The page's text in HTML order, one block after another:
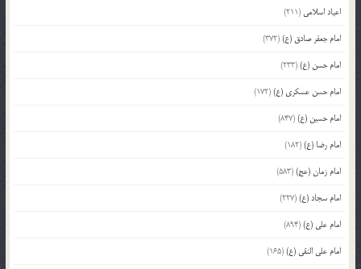
اعیاد اسلامی (211)
امام جعفر صادق (ع)(372)
امام حسن (ع)(233)
امام حسن عسکری (ع)(172)
امام حسین (ع)(847)
امام رضا (ع)(182)
امام زمان (عج)(583)
امام سجاد (ع)(227)
امام علی (ع)(894)
امام علی النقی (ع)(165)